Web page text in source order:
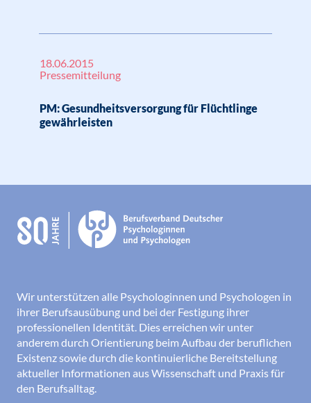
18.06.2015
Pressemitteilung
PM: Gesundheitsversorgung für Flüchtlinge
gewährleisten
Wir unterstützen alle Psychologinnen und Psychologen in
ihrer Berufsausübung und bei der Festigung ihrer
professionellen Identität. Dies erreichen wir unter
anderem durch Orientierung beim Aufbau der beruflichen
Existenz sowie durch die kontinuierliche Bereitstellung
aktueller Informationen aus Wissenschaft und Praxis für
den Berufsalltag.